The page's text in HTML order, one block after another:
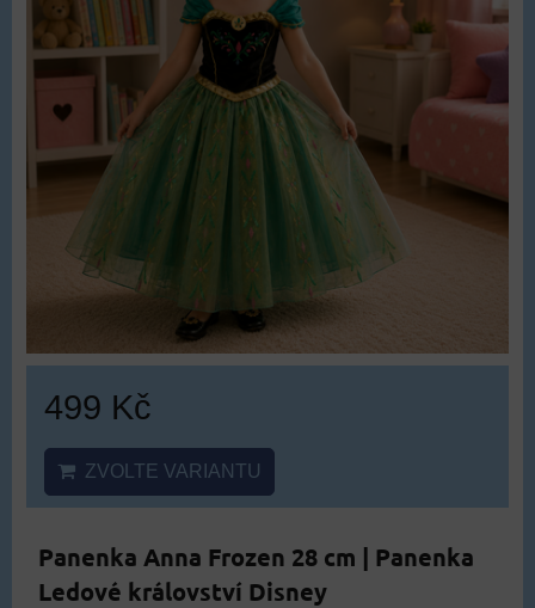
499 Kč
ZVOLTE VARIANTU
Panenka Anna Frozen 28 cm | Panenka
Ledové království Disney